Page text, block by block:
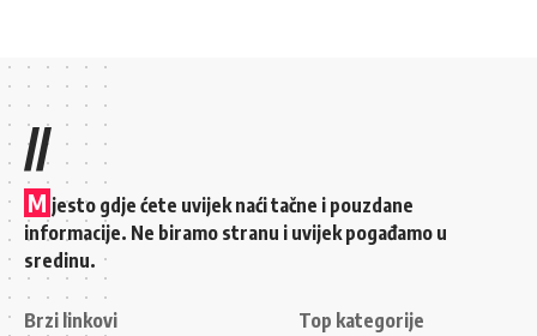
//
M jesto gdje ćete uvijek naći tačne i pouzdane
informacije. Ne biramo stranu i uvijek pogađamo u
sredinu.
Brzi linkovi Top kategorije